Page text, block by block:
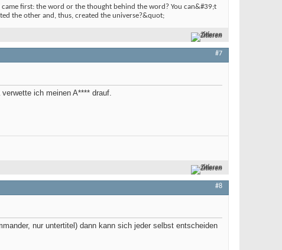
first: the word or the thought behind the word? You can&#39;t
the other and, thus, created the universe?&quot;
Zitieren
#7
ich meinen A**** drauf.
Zitieren
#8
nur untertitel) dann kann sich jeder selbst entscheiden